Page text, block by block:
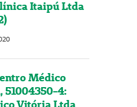
Itaipú Ltda
Médico
51004350-4: